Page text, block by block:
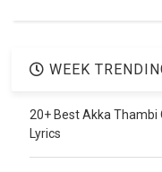
WEEK
20+ Best Akka Thambi
Lyrics